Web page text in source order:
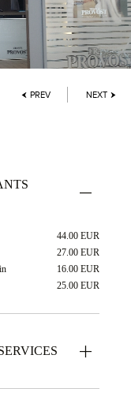
PREV NEXT
44.00 EUR
27.00 EUR
16.00 EUR
25.00 EUR